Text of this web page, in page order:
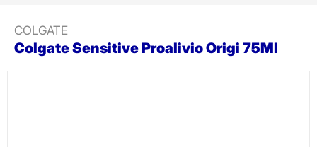
COLGATE
Colgate Sensitive Proalivio Origi 75Ml